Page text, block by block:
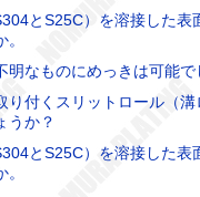
とS25C）を溶接した表
明なものにめっきは可能で
り付くスリットロール（
うか？
とS25C）を溶接した表